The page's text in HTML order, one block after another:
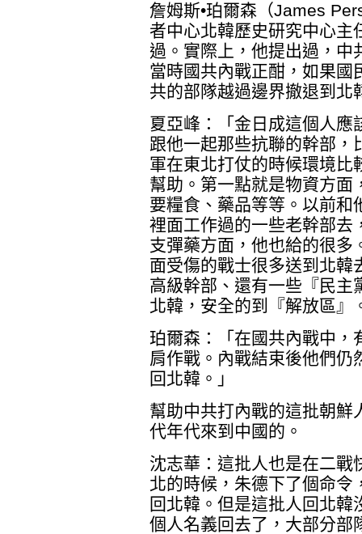
詹姆斯•珀爾森（James
者中心北韓歷史研究中心主
過。實際上，他提出過，中
當時國共內戰正酣，如果國
共的部隊越過邊界撤退到北
夏亞峰：「金日成這個人應
跟他一起那些抗聯的幹部，
軍在東北打仗的時候環境比
幫助。第一點就是物資方面
要糧食、藥品等等。以前和
裡面工作過的一些老幹部去
支彈藥方面，他也給的很多
面受傷的戰士很多送到北韓
高級幹部、還有一些『民主
北韓，安全的到『解放區』
珀爾森：「在國共內戰中，
肩作戰。內戰結束後他們仍
回北韓。」
幫助中共打內戰的這批朝鮮
代年代來到中國的。
沈志華：這批人也是在二戰
北的時候，朱德下了個命令
回北韓。但是這批人回北
個人名義回去了，大部分部